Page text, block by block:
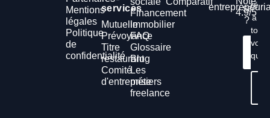
Mentions
légales
Politique
de
confidentialité
services
Mutuelle
Prévoyance
Titre
restaurant
Comité
d'entreprise
Financement
immobilier
FAQ
Glossaire
Blog
Les
métiers
freelance
4.9/5
? à
vos